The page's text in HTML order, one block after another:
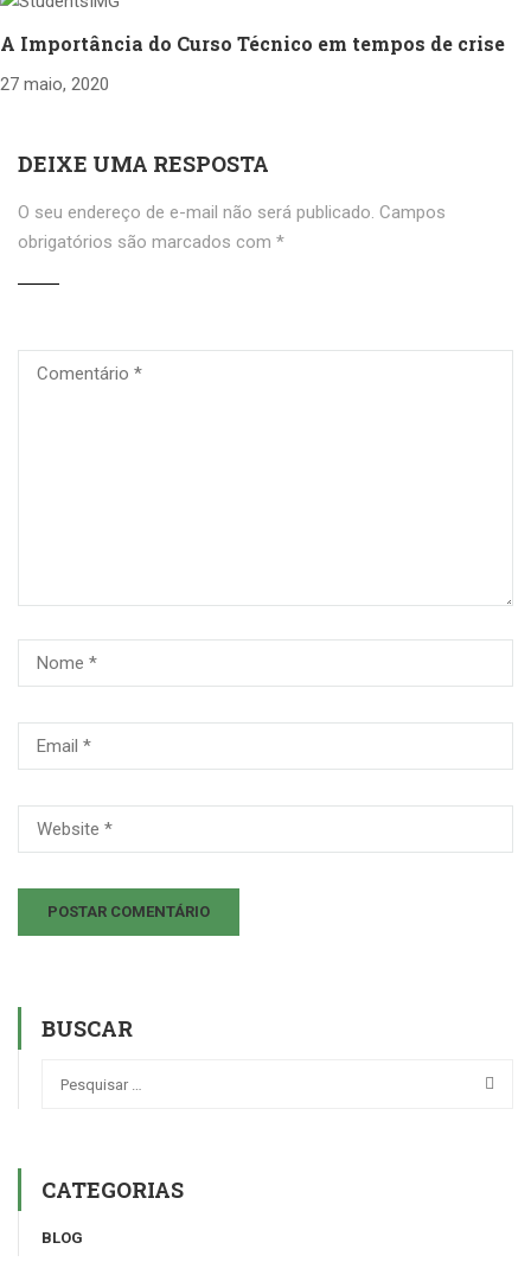
A Importância do Curso Técnico em tempos de crise
27 maio, 2020
DEIXE UMA RESPOSTA
O seu endereço de e-mail não será publicado. Campos
obrigatórios são marcados com *
BUSCAR
CATEGORIAS
BLOG